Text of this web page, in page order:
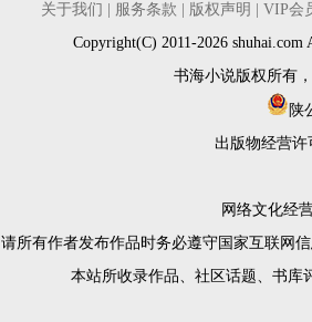
关于我们 服务条款 版权声明
VIP会
Copyright(C) 2011-2026
书海小说版权所有
陕
出版物经营许
网络文化经
请所有作者发布作品时务必遵守国家互联网
本站所收录作品、社区话题、书库